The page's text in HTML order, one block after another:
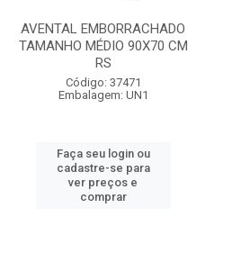
AVENTAL EMBORRACHADO
TAMANHO MÉDIO 90X70 CM
RS
Código: 37471
Embalagem: UN1
Faça seu login ou
cadastre-se para
ver preços e
comprar